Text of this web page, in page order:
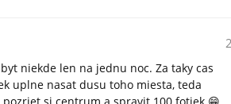
niekde len na jednu noc. Za taky cas
uplne nasat dusu toho miesta, teda
si centrum a spravit 100 fotiek 😁